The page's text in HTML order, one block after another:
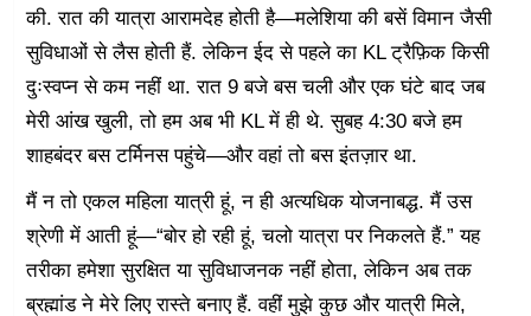
की. रात की यात्रा आरामदेह होती है—मलेशिया की बसें विमान जैसी
सुविधाओं से लैस होती हैं. लेकिन ईद से पहले का KL ट्रैफ़िक किसी
दुःस्वप्न से कम नहीं था. रात 9 बजे बस चली और एक घंटे बाद जब
मेरी आंख खुली, तो हम अब भी KL में ही थे. सुबह 4:30 बजे हम
शाहबंदर बस टर्मिनस पहुंचे—और वहां तो बस इंतज़ार था.
मैं न तो एकल महिला यात्री हूं, न ही अत्यधिक योजनाबद्ध. मैं उस
श्रेणी में आती हूं—“बोर हो रही हूं, चलो यात्रा पर निकलते हैं.” यह
तरीका हमेशा सुरक्षित या सुविधाजनक नहीं होता, लेकिन अब तक
ब्रह्मांड ने मेरे लिए रास्ते बनाए हैं. वहीं मुझे कुछ और यात्री मिले,